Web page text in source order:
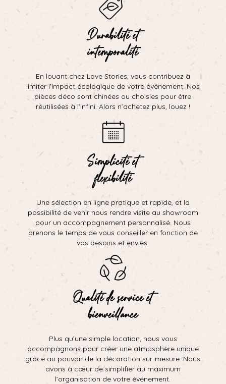
Durabilité et
intemporalité
En louant chez Love Stories, vous contribuez à
limiter l’impact écologique de votre événement. Nos
pièces déco sont chinées ou choisies pour être
réutilisées à l’infini. Alors n’achetez plus, louez !
Simplicité et
flexibilité
Une sélection en ligne pratique et rapide, et la
possibilité de venir nous rendre visite au showroom
pour un accompagnement personnalisé. Nous
prenons le temps de vous conseiller en fonction de
vos besoins et envies.
Qualité de service et
bienveillance
Plus qu’une simple location, nous vous
accompagnons pour créer une atmosphère unique
grâce au pouvoir de la décoration sur-mesure. Nous
avons à cœur de simplifier au maximum
l’organisation de votre événement.